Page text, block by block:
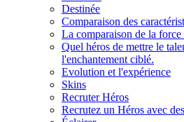
Destinée
Comparaison des
La comparaison de la force
Quel héros de mettre le
l'enchantement ciblé.
Evolution et l'expérience
Skins
Recruter Héros
Recrutez un Héros avec